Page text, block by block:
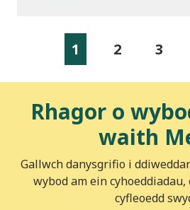
1 2 3
Rhagor o
waith
Gallwch danysgrifio i
wybod am ein cyhoeddiadau,
cyfleoedd